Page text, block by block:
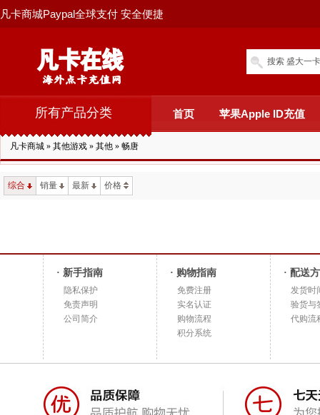
凡卡商城Paypal全球支付 安全便捷
搜索 盛大一
所有产品分类 首页 苹果Apple ID充值
凡卡商城 » 其他游戏 » 其他 » 畅唐
综合 销量 最新 价格
· 新手指南
隐私保护
免责声明
公司简介
· 购物指南
免费注册
实名认证
购物流程
积分系统
· 配送
发货时
验货与
代购流